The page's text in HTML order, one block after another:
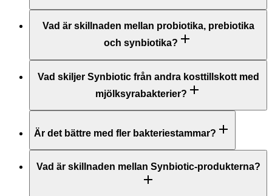
Vad är skillnaden mellan probiotika, prebiotika
och synbiotika?
Vad skiljer Synbiotic från andra kosttillskott med
mjölksyrabakterier?
Är det bättre med fler bakteriestammar?
Vad är skillnaden mellan Synbiotic-produkterna?